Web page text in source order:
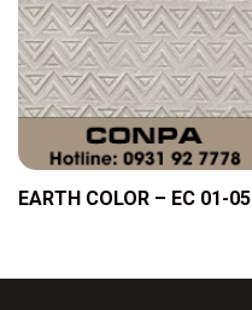
EARTH COLOR – EC 01-05